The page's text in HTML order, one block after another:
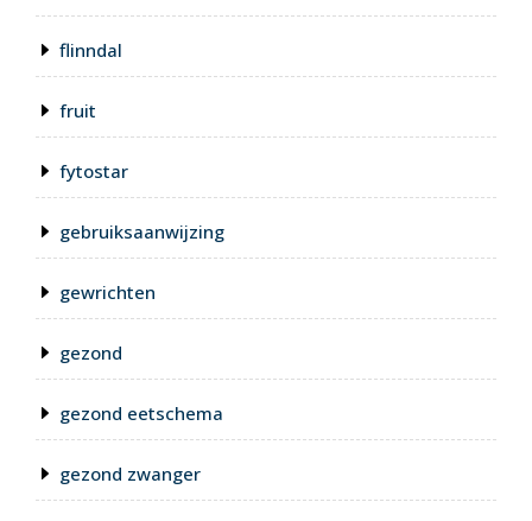
flinndal
fruit
fytostar
gebruiksaanwijzing
gewrichten
gezond
gezond eetschema
gezond zwanger